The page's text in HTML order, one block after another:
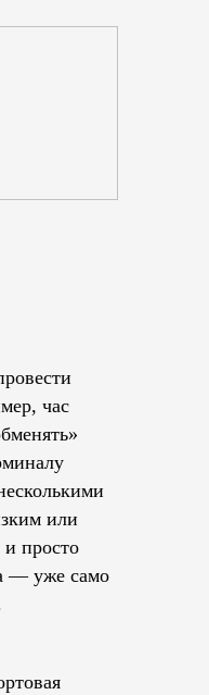
час
или
просто
— уже само